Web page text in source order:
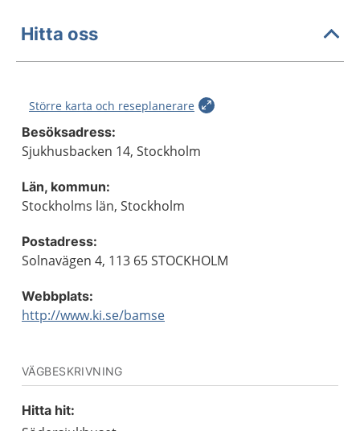
Hitta oss
Större karta och reseplanerare
Besöksadress:
Sjukhusbacken 14, Stockholm
Län, kommun:
Stockholms län, Stockholm
Postadress:
Solnavägen 4, 113 65 STOCKHOLM
Webbplats:
http://www.ki.se/bamse
VÄGBESKRIVNING
Hitta hit: